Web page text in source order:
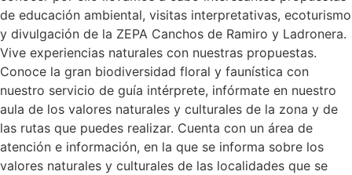
de educación ambiental, visitas interpretativas, ecoturismo
y divulgación de la ZEPA Canchos de Ramiro y Ladronera.
Vive experiencias naturales con nuestras propuestas.
Conoce la gran biodiversidad floral y faunística con
nuestro servicio de guía intérprete, infórmate en nuestro
aula de los valores naturales y culturales de la zona y de
las rutas que puedes realizar. Cuenta con un área de
atención e información, en la que se informa sobre los
valores naturales y culturales de las localidades que se